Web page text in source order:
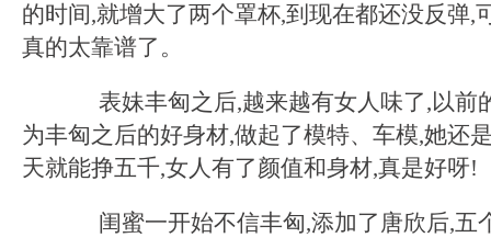
的时间,就增大了两个罩杯,到现在都还没反弹,
真的太靠谱了。
表妹丰匈之后,越来越有女人味了,以前
为丰匈之后的好身材,做起了模特、车模,她还
天就能挣五千,女人有了颜值和身材,真是好呀!
闺蜜一开始不信丰匈,添加了唐欣后,五